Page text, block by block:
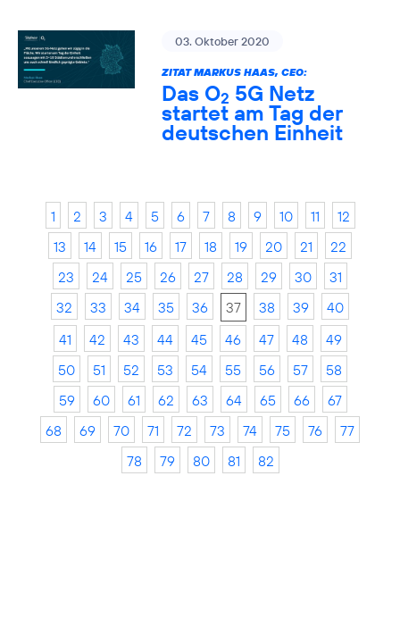
03. Oktober 2020
ZITAT MARKUS HAAS, CEO:
Das O2 5G Netz
startet am Tag der
deutschen Einheit
1 2 3 4 5 6 7 8 9 10 11
12
13
14 15 16 17 18 19 20 21
22
23
24 25 26 27 28 29 30
31
32
33 34 35 36 37 38 39
40
41
42 43 44 45 46 47 48
49
50
51 52 53 54 55 56 57
58
59
60 61 62 63 64 65 66
67
68
69 70 71 72 73 74 75 76
77
78
79 80 81 82